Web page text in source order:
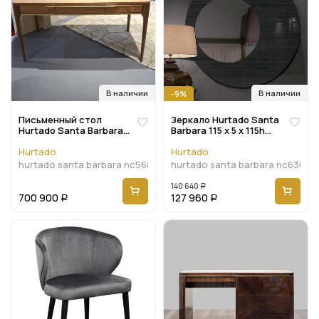
В наличии
Письменный стол
Hurtado Santa Barbara
Hurtado
hurtado santa barbara nc56858
700 900 Р
В наличии
-9%
Зеркало Hurtado Santa
Barbara 115 x 5 x 115h
Hurtado
hurtado santa barbara nc63036
140 640 Р
127 960 Р